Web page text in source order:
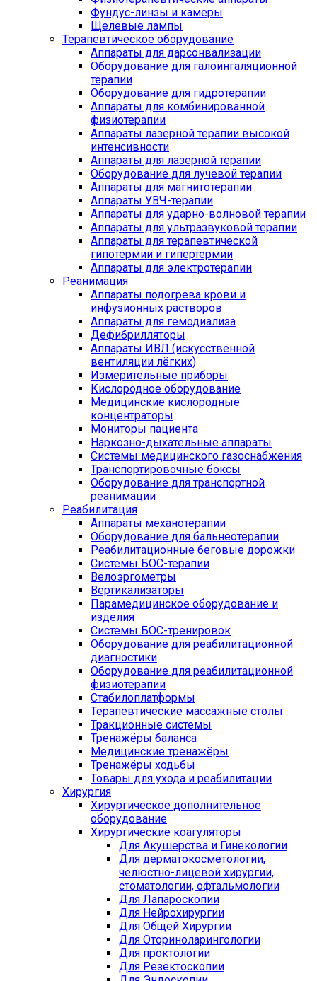
Фундус-линзы и камеры
Щелевые лампы
Терапевтическое оборудование
Аппараты для дарсонвализации
Оборудование для галоингаляционной
терапии
Оборудование для гидротерапии
Аппараты для комбинированной
физиотерапии
Аппараты лазерной терапии высокой
интенсивности
Аппараты для лазерной терапии
Оборудование для лучевой терапии
Аппараты для магнитотерапии
Аппараты УВЧ-терапии
Аппараты для ударно-волновой терапии
Аппараты для ультразвуковой терапии
Аппараты для терапевтической
гипотермии и гипертермии
Аппараты для электротерапии
Реанимация
Аппараты подогрева крови и
инфузионных растворов
Аппараты для гемодиализа
Дефибрилляторы
Аппараты ИВЛ (искусственной
вентиляции лёгких)
Измерительные приборы
Кислородное оборудование
Медицинские кислородные
концентраторы
Мониторы пациента
Наркозно-дыхательные аппараты
Системы медицинского газоснабжения
Транспортировочные боксы
Оборудование для транспортной
реанимации
Реабилитация
Аппараты механотерапии
Оборудование для бальнеотерапии
Реабилитационные беговые дорожки
Системы БОС-терапии
Велоэргометры
Вертикализаторы
Парамедицинское оборудование и
изделия
Системы БОС-тренировок
Оборудование для реабилитационной
диагностики
Оборудование для реабилитационной
физиотерапии
Стабилоплатформы
Терапевтические массажные столы
Тракционные системы
Тренажёры баланса
Медицинские тренажёры
Тренажёры ходьбы
Товары для ухода и реабилитации
Хирургия
Хирургическое дополнительное
оборудование
Хирургические коагуляторы
Для Акушерства и Гинекологии
Для дерматокосметологии,
челюстно-лицевой хирургии,
стоматологии, офтальмологии
Для Лапароскопии
Для Нейрохирургии
Для Общей Хирургии
Для Оториноларингологии
Для проктологии
Для Резектоскопии